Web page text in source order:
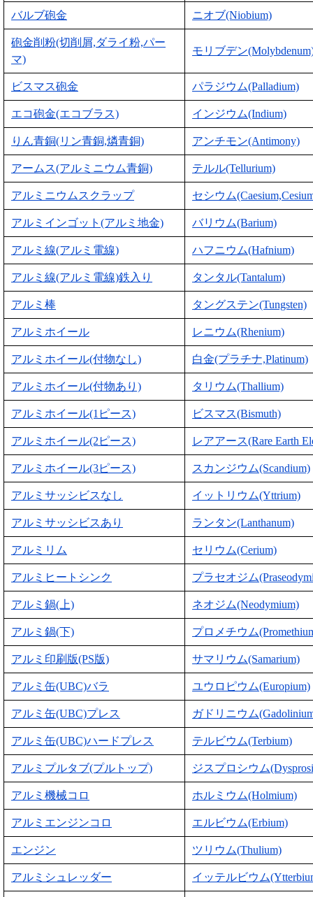
バルブ砲金 ニオブ(Niobium)
砲金削粉(切削屑,ダライ粉,パー
マ)
モリブデン
ビスマス砲金 パラジウム(Palladium)
エコ砲金(エコブラス) インジウム(Indium)
りん青銅(リン青銅,燐青銅) アンチモン(Antimony)
アームス(アルミニウム青銅) テルル(Tellurium)
アルミニウムスクラップ セシウム
アルミインゴット(アルミ地金) バリウム(Barium)
アルミ線(アルミ電線) ハフニウム(Hafnium)
アルミ線(アルミ電線)鉄入り タンタル(Tantalum)
アルミ棒 タングステン(Tungsten)
アルミホイール レニウム(Rhenium)
アルミホイール(付物なし) 白金(プラチナ,Platinum)
アルミホイール(付物あり) タリウム(Thallium)
アルミホイール(1ピース) ビスマス(Bismuth)
アルミホイール(2ピース) レアアース(Rare Earth
アルミホイール(3ピース) スカンジウム(Scandium)
アルミサッシビスなし イットリウム(Yttrium)
アルミサッシビスあり ランタン(Lanthanum)
アルミリム セリウム(Cerium)
アルミヒートシンク プラセオジム
アルミ鍋(上) ネオジム(Neodymium)
アルミ鍋(下) プロメチウム
アルミ印刷版(PS版) サマリウム(Samarium)
アルミ缶(UBC)バラ ユウロピウム(Europium)
アルミ缶(UBC)プレス ガドリニウム
アルミ缶(UBC)ハードプレス テルビウム(Terbium)
アルミプルタブ(プルトップ) ジスプロシウム
アルミ機械コロ ホルミウム(Holmium)
アルミエンジンコロ エルビウム(Erbium)
エンジン ツリウム(Thulium)
アルミシュレッダー イッテルビウム